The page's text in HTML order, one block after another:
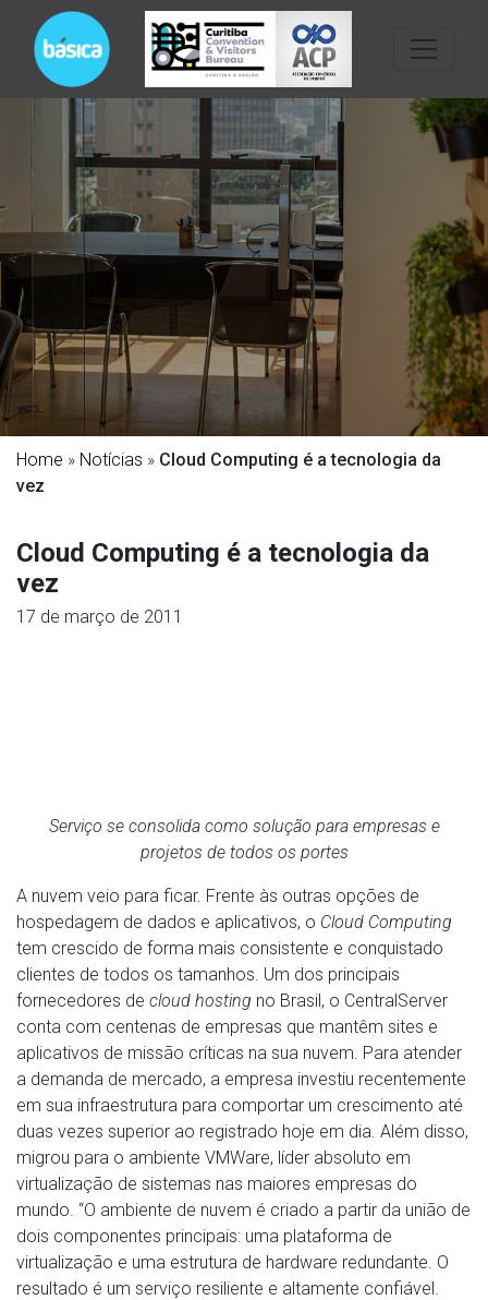
Home » Notícias » Cloud Computing é a tecnologia da
vez
Cloud Computing é a tecnologia da
vez
17 de março de 2011
Serviço se consolida como solução para empresas e
projetos de todos os portes
A nuvem veio para ficar. Frente às outras opções de
hospedagem de dados e aplicativos, o Cloud Computing
tem crescido de forma mais consistente e conquistado
clientes de todos os tamanhos. Um dos principais
fornecedores de cloud hosting no Brasil, o CentralServer
conta com centenas de empresas que mantêm sites e
aplicativos de missão críticas na sua nuvem. Para atender
a demanda de mercado, a empresa investiu recentemente
em sua infraestrutura para comportar um crescimento até
duas vezes superior ao registrado hoje em dia. Além disso,
migrou para o ambiente VMWare, líder absoluto em
virtualização de sistemas nas maiores empresas do
mundo. “O ambiente de nuvem é criado a partir da união de
dois componentes principais: uma plataforma de
virtualização e uma estrutura de hardware redundante. O
resultado é um serviço resiliente e altamente confiável.